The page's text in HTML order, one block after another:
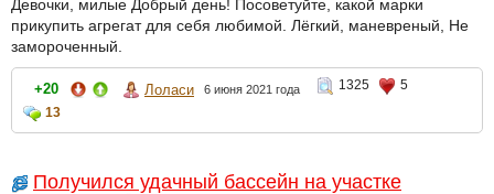
Девочки, милые Добрый день! Посоветуйте, какой марки
прикупить агрегат для себя любимой. Лёгкий, маневреный, Не
замороченный.
+20 Лоласи 6 июня 2021 года 1325
5
13
Получился удачный бассейн на участке